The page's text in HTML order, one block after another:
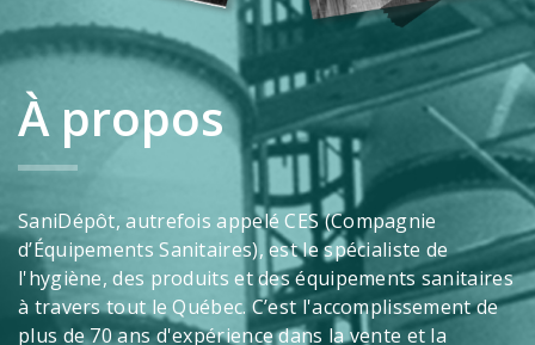
Brosses et manches
Cendriers
Chariots et manutention
Distributrices et supports
Grattoirs, moutons et racloirs pour vitres/planchers
Guenilles et éponges
Hygiène personnelle
Microfibres et linges divers
À propos
SaniDépôt, autrefois appelé CES (Compagnie
d’Équipements Sanitaires), est le spécialiste de
l'hygiène, des produits et des équipements sanitaires
à travers tout le Québec. C’est l'accomplissement de
plus de 70 ans d'expérience dans la vente et la